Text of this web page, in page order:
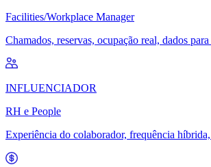
Facilities/Workplace Manager
Chamados, reservas, ocupação real, dados
INFLUENCIADOR
RH e People
Experiência do colaborador, frequência